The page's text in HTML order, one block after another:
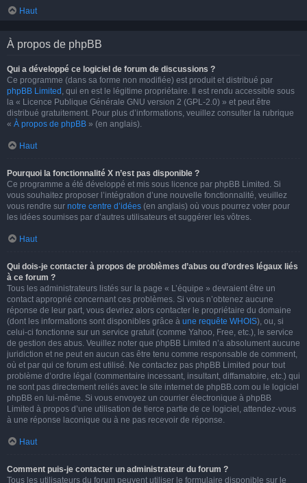
Haut
À propos de phpBB
Qui a développé ce logiciel de forum de discussions ?
Ce programme (dans sa forme non modifiée) est produit et distribué par
phpBB Limited , qui en est le légitime propriétaire. Il est rendu accessible sous
la « Licence Publique Générale GNU version 2 (GPL-2.0) » et peut être
distribué gratuitement. Pour plus d’informations, veuillez consulter la rubrique
« À propos de phpBB » (en anglais).
Haut
Pourquoi la fonctionnalité X n’est pas disponible ?
Ce programme a été développé et mis sous licence par phpBB Limited. Si
vous souhaitez proposer l’intégration d’une nouvelle fonctionnalité, veuillez
vous rendre sur notre centre d’idées (en anglais) où vous pourrez voter pour
les idées soumises par d’autres utilisateurs et suggérer les vôtres.
Haut
Qui dois-je contacter à propos de problèmes d’abus ou d’ordres légaux liés
à ce forum ?
Tous les administrateurs listés sur la page « L’équipe » devraient être un
contact approprié concernant ces problèmes. Si vous n’obtenez aucune
réponse de leur part, vous devriez alors contacter le propriétaire du domaine
(dont les informations sont disponibles grâce à une requête WHOIS), ou, si
celui-ci fonctionne sur un service gratuit (comme Yahoo, Free, etc.), le service
de gestion des abus. Veuillez noter que phpBB Limited n’a absolument aucune
juridiction et ne peut en aucun cas être tenu comme responsable de comment,
où et par qui ce forum est utilisé. Ne contactez pas phpBB Limited pour tout
problème d’ordre légal (commentaire incessant, insultant, diffamatoire, etc.) qui
ne sont pas directement reliés avec le site internet de phpBB.com ou le logiciel
phpBB en lui-même. Si vous envoyez un courrier électronique à phpBB
Limited à propos d’une utilisation de tierce partie de ce logiciel, attendez-vous
à une réponse laconique ou à ne pas recevoir de réponse.
Haut
Comment puis-je contacter un administrateur du forum ?
Tous les utilisateurs du forum peuvent utiliser le formulaire disponible sur le